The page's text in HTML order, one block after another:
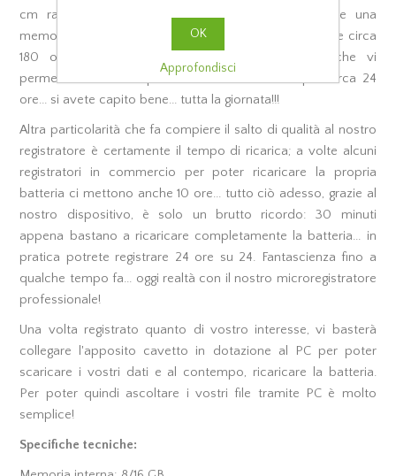
cm racchiude un potentissimo registratore vocale e una
memoria integrata da 8/16gb in grado di immagazzinare circa
180 ore di registrazioni e una batteria al litio che vi
permetterà con una piena carica di utilizzarlo per circa 24
ore... si avete capito bene... tutta la giornata!!!
Altra particolarità che fa compiere il salto di qualità al nostro
registratore è certamente il tempo di ricarica; a volte alcuni
registratori in commercio per poter ricaricare la propria
batteria ci mettono anche 10 ore... tutto ciò adesso, grazie al
nostro dispositivo, è solo un brutto ricordo: 30 minuti
appena bastano a ricaricare completamente la batteria... in
pratica potrete registrare 24 ore su 24. Fantascienza fino a
qualche tempo fa... oggi realtà con il nostro microregistratore
professionale!
Una volta registrato quanto di vostro interesse, vi basterà
collegare l'apposito cavetto in dotazione al PC per poter
scaricare i vostri dati e al contempo, ricaricare la batteria.
Per poter quindi ascoltare i vostri file tramite PC è molto
semplice!
Specifiche tecniche:
OK
Approfondisci